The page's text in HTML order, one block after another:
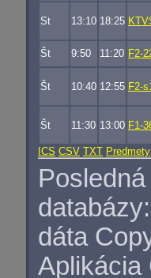
St 13:10 18:25
Št 9:50 11:20 F2-
Št 10:40 12:55 F2-
Št 11:30 13:00 F1-
ICS CSV TXT Predmety
databázy:
dáta
Aplikácia